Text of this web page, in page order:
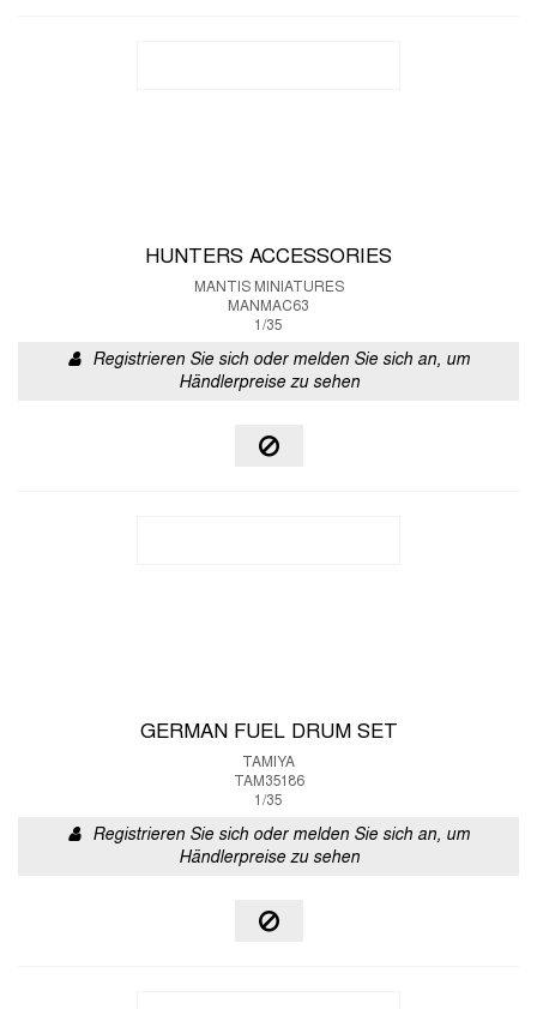
HUNTERS ACCESSORIES
MANTIS MINIATURES
MANMAC63
1/35
Registrieren Sie sich oder melden Sie sich an, um
Händlerpreise zu sehen
GERMAN FUEL DRUM SET
TAMIYA
TAM35186
1/35
Registrieren Sie sich oder melden Sie sich an, um
Händlerpreise zu sehen